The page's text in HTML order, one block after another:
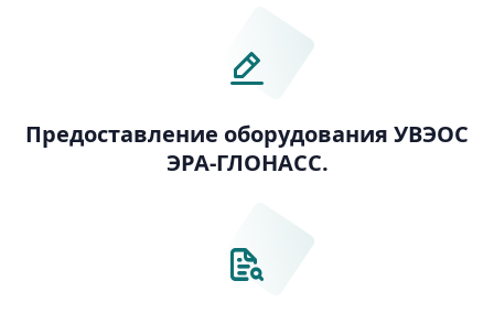
Предоставление оборудования УВЭОС
ЭРА-ГЛОНАСС.